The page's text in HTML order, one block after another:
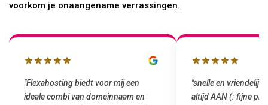
voorkom je onaangename verrassingen.
"snelle en vriendelijke service. staat
altijd AAN (: fijne prijzen vergeleken
"Top service. Ik had
het installeren van